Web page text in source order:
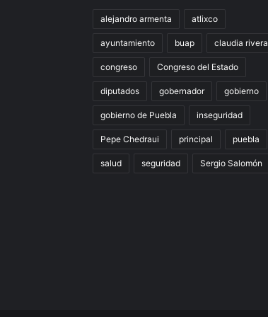
alejandro armenta atlixco
ayuntamiento buap claudia rivera
congreso Congreso del Estado
diputados gobernador gobierno
gobierno de Puebla inseguridad
Pepe Chedraui principal puebla
salud seguridad Sergio Salomón